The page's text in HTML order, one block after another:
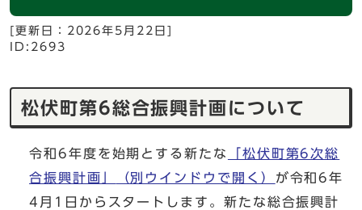
[更新日： 2026年5月22日
ID:2693
松伏町第6総合振興計画について
令和6年度を始期とする新たな
「松伏町第6次総
合振興計画」
（別ウインドウで開く） が令和6年
4月1日からスタートします。新たな総合振興計